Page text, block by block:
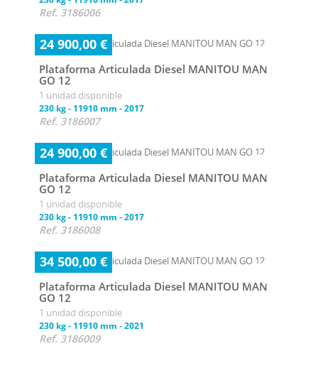
Ref. 3186006
24 900,00 €
Plataforma Articulada Diesel MANITOU MAN
GO 12
1 unidad disponible
230 kg- 11910 mm -2017
Ref. 3186007
24 900,00 €
Plataforma Articulada Diesel MANITOU MAN
GO 12
1 unidad disponible
230 kg- 11910 mm -2017
Ref. 3186008
34 500,00 €
Plataforma Articulada Diesel MANITOU MAN
GO 12
1 unidad disponible
230 kg- 11910 mm -2021
Ref. 3186009